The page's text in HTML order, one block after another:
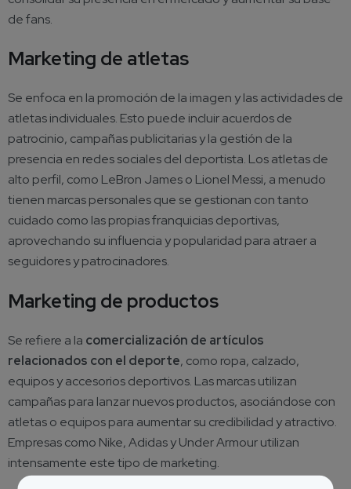
de fans.
Marketing de atletas
Se enfoca en la promoción de la imagen y las actividades de
atletas individuales. Esto puede incluir acuerdos de
patrocinio, campañas publicitarias y la gestión de la
presencia en redes sociales del deportista. Los atletas de
alto perfil, como LeBron James o Lionel Messi, a menudo
tienen marcas personales que se gestionan con tanto
cuidado como las propias franquicias deportivas,
aprovechando su influencia y popularidad para atraer a
seguidores y patrocinadores.
Marketing de productos
Se refiere a la comercialización de artículos
relacionados con el deporte, como ropa, calzado,
equipos y accesorios deportivos. Las marcas utilizan
campañas para lanzar nuevos productos, asociándose con
atletas o equipos para aumentar su credibilidad y atractivo.
Empresas como Nike, Adidas y Under Armour utilizan
intensamente este tipo de marketing.